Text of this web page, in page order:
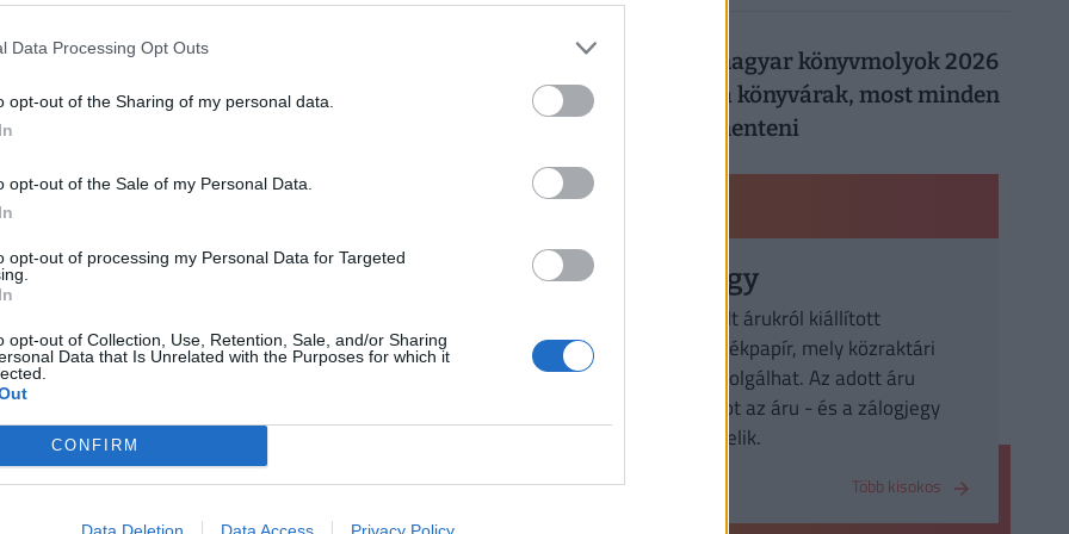
Data Processing Opt Outs
opt-out of the Sharing of my personal data.
opt-out of the Sale of my Personal Data.
opt-out of processing my Personal Data for Targeted
opt-out of Collection, Use, Retention, Sale, and/or Sharing
Data that Is Unrelated with the Purposes for which it
CONFIRM
Data Deletion Data Access Privacy Policy
magyar fiataloknak: meglepő, de nem a
a maximális, négymillió forintos összeget veszi fel.
tízezreknek drágulhatnak a lakáshitelek
ezúttal nem hosszabbítanák meg, hanem
kedvezménynek.
erre készülhetnek az érintett
szeptember 30-án végleg megszűnik a lakossági
Így trükköznek a magyar könyvmolyok 2026
nyarán: elszálltak a könyvárak, most minden
forintot meg kell menteni
PÉNZÜGYI KISOKOS
Közraktárjegy
Közraktárban tárolt árukról kiállított
forgalomképes értékpapír, mely közraktári
hitel fedezetéül szolgálhat. Az adott áru
feletti tulajdonjogot az áru - és a zálogjegy
együttesen képviselik.
Több kisokos